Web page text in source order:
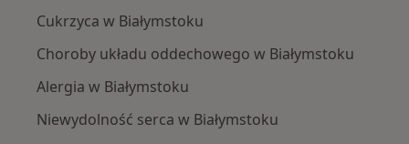
Cukrzyca w Białymstoku
Choroby układu oddechowego w Białymstoku
Alergia w Białymstoku
Niewydolność serca w Białymstoku